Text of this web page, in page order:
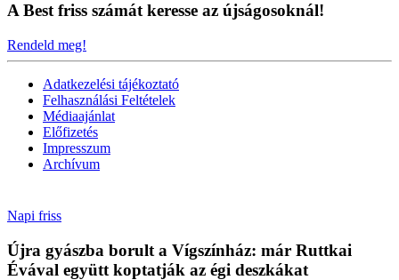
A Best friss számát keresse az újságosoknál!
Rendeld meg!
Adatkezelési tájékoztató
Felhasználási Feltételek
Médiaajánlat
Előfizetés
Impresszum
Archívum
Napi friss
Újra gyászba borult a Vígszínház: már Ruttkai
Évával együtt koptatják az égi deszkákat